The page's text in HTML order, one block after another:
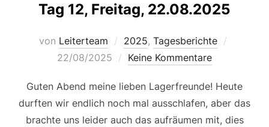
Tag 12, Freitag, 22.08.2025
von Leiterteam 2025, Tagesberichte
22/08/2025 Keine Kommentare
Guten Abend meine lieben Lagerfreunde! Heute
durften wir endlich noch mal ausschlafen, aber das
brachte uns leider auch das aufräumen mit, dies